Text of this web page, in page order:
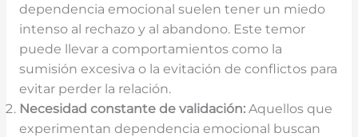
dependencia emocional suelen tener un miedo
intenso al rechazo y al abandono. Este temor
puede llevar a comportamientos como la
sumisión excesiva o la evitación de conflictos para
evitar perder la relación.
Necesidad constante de validación:Aquellos que
experimentan dependencia emocional buscan